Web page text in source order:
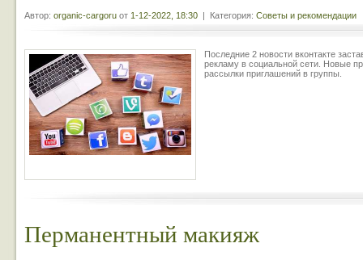
Автор: organic-cargoru от 1-12-2022, 18:30 | Категория: Советы и рекомендации
Последние 2 новости вконтакте
рекламу в социальной сети. Новые
рассылки приглашений в группы.
Перманентный макияж